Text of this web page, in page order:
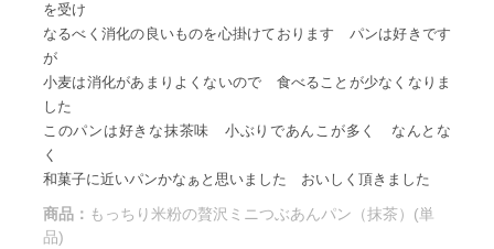
を受け
なるべく消化の良いものを心掛けております パンは好きです
が
小麦は消化があまりよくないので 食べることが少なくなりま
した
このパンは好きな抹茶味 小ぶりであんこが多く なんとな
く
和菓子に近いパンかなぁと思いました おいしく頂きました
商品： もっちり米粉の贅沢ミニつぶあんパン（抹茶）(単
品)